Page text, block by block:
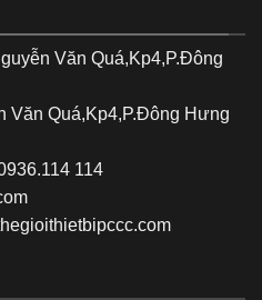
Văn Quá,Kp4,P.Đông
Văn Quá,Kp4,P.Đông Hưng
114